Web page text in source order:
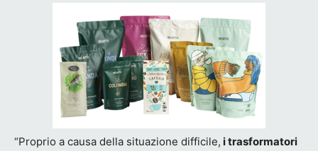
“Proprio a causa della situazione difficile, i trasformatori